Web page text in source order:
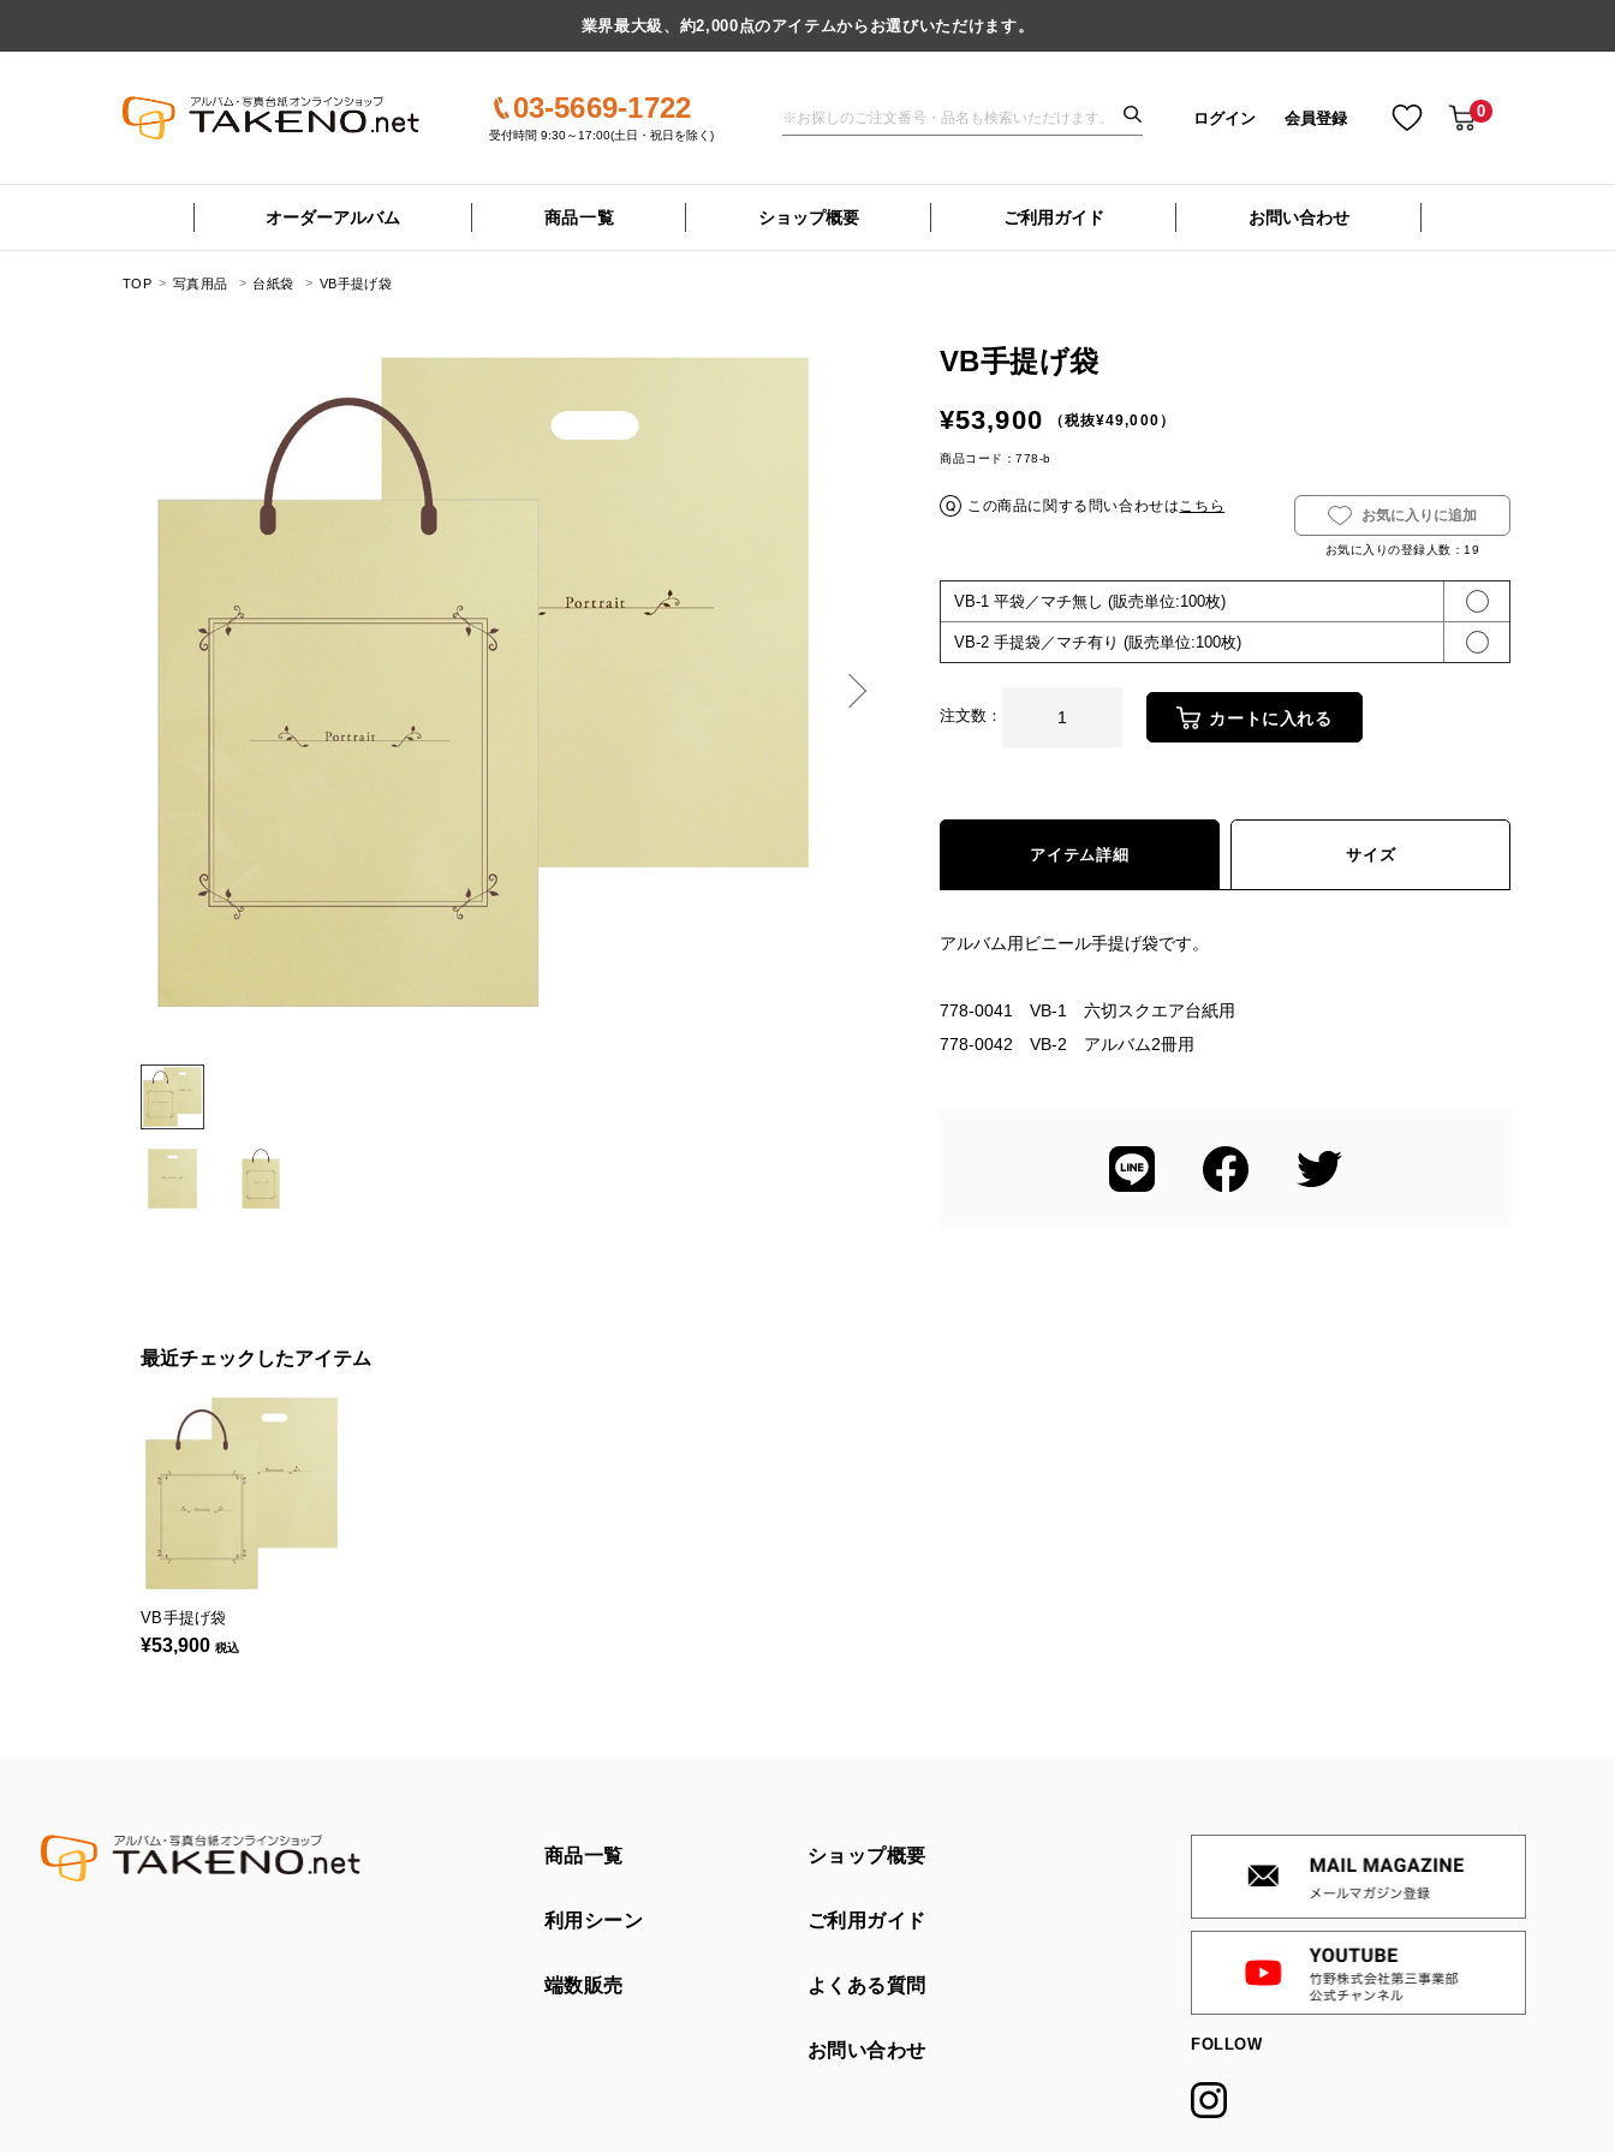
業界最大級、約2,000点のアイテムからお選びいただけます。
03-5669-1722
受付時間 9:30～17:00(土日・祝日を除く)
ログイン 会員登録 0
オーダーアルバム 商品一覧 ショップ概要 ご利用ガイド お問い合わせ
TOP 写真用品 台紙袋 VB手提げ袋
VB手提げ袋
¥53,900 （税抜¥49,000）
商品コード：778-b
この商品に関する問い合わせはこちら
お気に入りに追加
お気に入りの登録人数： 19
VB-1 平袋／マチ無し (販売単位:100枚)
VB-2 手提袋／マチ有り (販売単位:100枚)
注文数： カートに入れる
アイテム詳細 サイズ
アルバム用ビニール手提げ袋です。
778-0041 VB-1 六切スクエア台紙用
778-0042 VB-2 アルバム2冊用
最近チェックしたアイテム
VB手提げ袋
¥53,900 税込
商品一覧
利用シーン
端数販売
ショップ概要
ご利用ガイド
よくある質問
お問い合わせ FOLLOW